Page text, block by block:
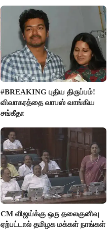
#BREAKING புதிய திருப்பம்!
விவாகரத்தை வாபஸ் வாங்கிய
சங்கீதா
CM விஜய்க்கு ஒரு தலைகுனிவு
ஏற்பட்டால் தமிழக மக்கள் நாங்கள்